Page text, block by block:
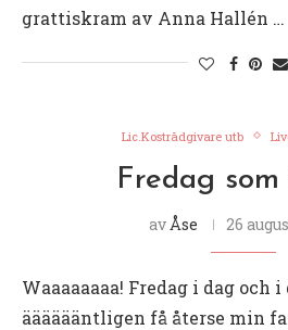
grattiskram av Anna Hallén …
Lic.Kostrådgivare utb
Fredag
av Åse 26
Waaaaaaaa! Fredag i dag och i
ääääääntligen få återse min